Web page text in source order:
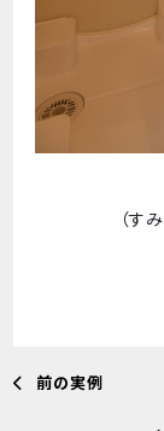
（す
前の実例